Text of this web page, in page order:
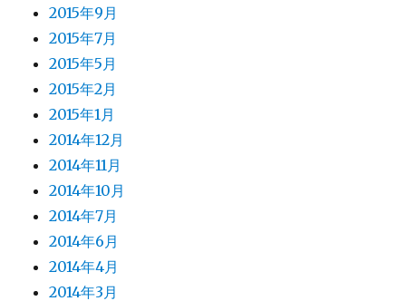
2015年9月
2015年7月
2015年5月
2015年2月
2015年1月
2014年12月
2014年11月
2014年10月
2014年7月
2014年6月
2014年4月
2014年3月